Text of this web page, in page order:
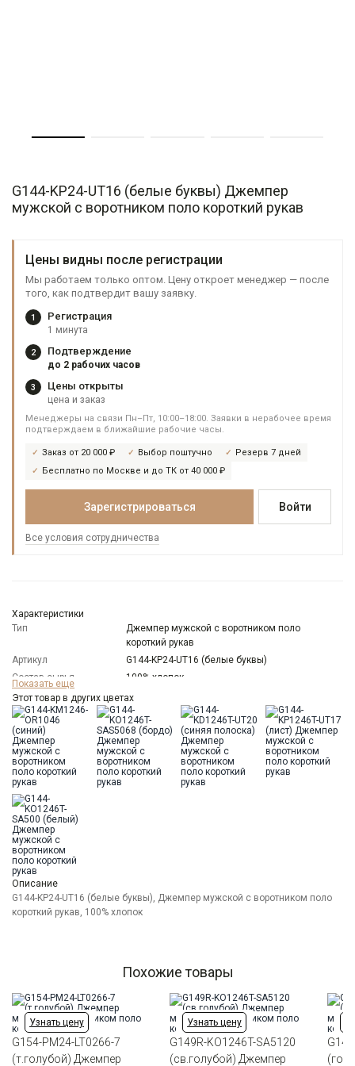
G144-KP24-UT16 (белые буквы) Джемпер
мужской с воротником поло короткий рукав
Цены видны после регистрации
Мы работаем только оптом. Цену откроет менеджер — после
того, как подтвердит вашу заявку.
1 Регистрация
1 минута
2 Подтверждение
до 2 рабочих часов
3 Цены открыты
цена и заказ
Менеджеры на связи Пн–Пт, 10:00–18:00. Заявки в нерабочее время
подтверждаем в ближайшие рабочие часы.
Заказ от 20 000 ₽ Выбор поштучно
Резерв 7 дней
Бесплатно по Москве и до ТК от 40 000 ₽
Зарегистрироваться Войти
Все условия сотрудничества
Характеристики
Тип
Джемпер мужской с воротником поло
короткий рукав
Артикул
G144-KP24-UT16 (белые буквы)
Состав сырья
100% хлопок
Модель
Классическая с разрезами по бокам
Цвет
Голубой
Ворот
Из основной ткани на стойке
Карман
отсутствует
Показать еще
Этот товар в других цветах
Описание
G144-KP24-UT16 (белые буквы), Джемпер мужской с воротником поло
короткий рукав, 100% хлопок
Похожие товары
Узнать цену
G154-PM24-LT0266-7
(т.голубой) Джемпер
Узнать цену
G149R-KO1246T-SA5120
(св.голубой) Джемпер